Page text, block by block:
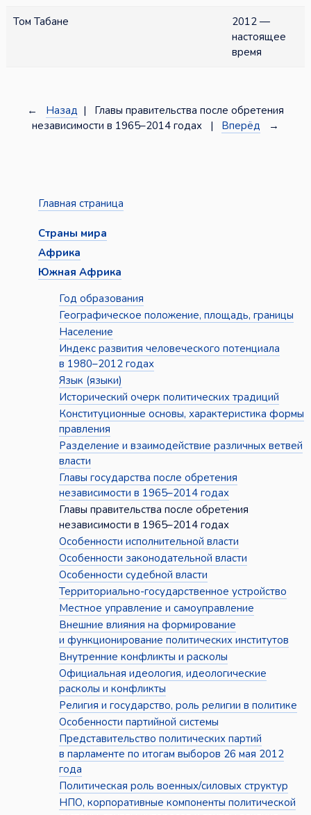
Том Табане
2012 —
настоящее
время
← Назад | Главы правительства после обретения
независимости в 1965–2014 годах | Вперёд →
Главная страница
Страны мира
Африка
Южная Африка
Год образования
Географическое положение, площадь, границы
Население
Индекс развития человеческого потенциала
в 1980–2012 годах
Язык (языки)
Исторический очерк политических традиций
Конституционные основы, характеристика формы
правления
Разделение и взаимодействие различных ветвей
власти
Главы государства после обретения
независимости в 1965–2014 годах
Главы правительства после обретения
независимости в 1965–2014 годах
Особенности исполнительной власти
Особенности законодательной власти
Особенности судебной власти
Территориально-государственное устройство
Местное управление и самоуправление
Внешние влияния на формирование
и функционирование политических институтов
Внутренние конфликты и расколы
Официальная идеология, идеологические
расколы и конфликты
Религия и государство, роль религии в политике
Особенности партийной системы
Представительство политических партий
в парламенте по итогам выборов 26 мая 2012
года
Политическая роль военных/силовых структур
НПО, корпоративные компоненты политической